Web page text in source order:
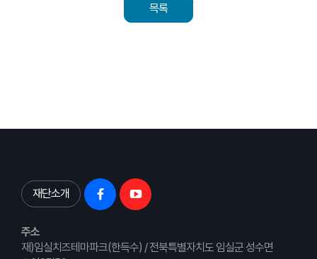
목록
재단소개
주소
재)임실치즈테마파크(한득수) / 전북특별자치도 임실군 성수면